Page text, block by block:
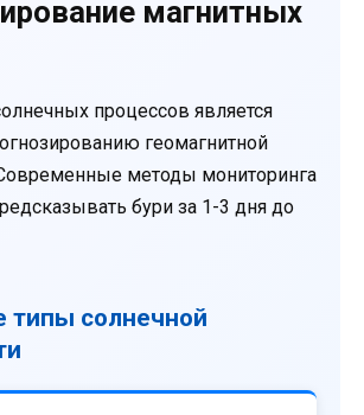
магнитных
процессов является
геомагнитной
методы мониторинга
бури за 1-3 дня до
типы солнечной